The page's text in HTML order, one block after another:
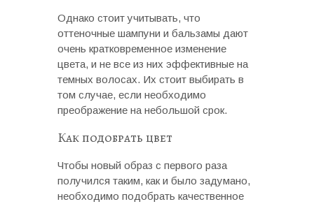
Однако стоит учитывать, что
оттеночные шампуни и бальзамы дают
очень кратковременное изменение
цвета, и не все из них эффективные на
темных волосах. Их стоит выбирать в
том случае, если необходимо
преображение на небольшой срок.
Как подобрать цвет
Чтобы новый образ с первого раза
получился таким, как и было задумано,
необходимо подобрать качественное